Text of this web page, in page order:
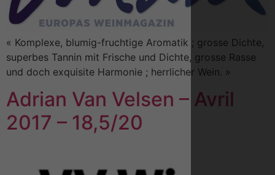
« Komplexe, blumig-fruchtige Aromatik ; grosse Dichte,
superbes Tannin mit Frische und Dichte, grosse Rasse
und doch exquisite Harmonie ; herrlicher Wein. »
Adrian Van Velsen – Avril
2017 – 18,5/20